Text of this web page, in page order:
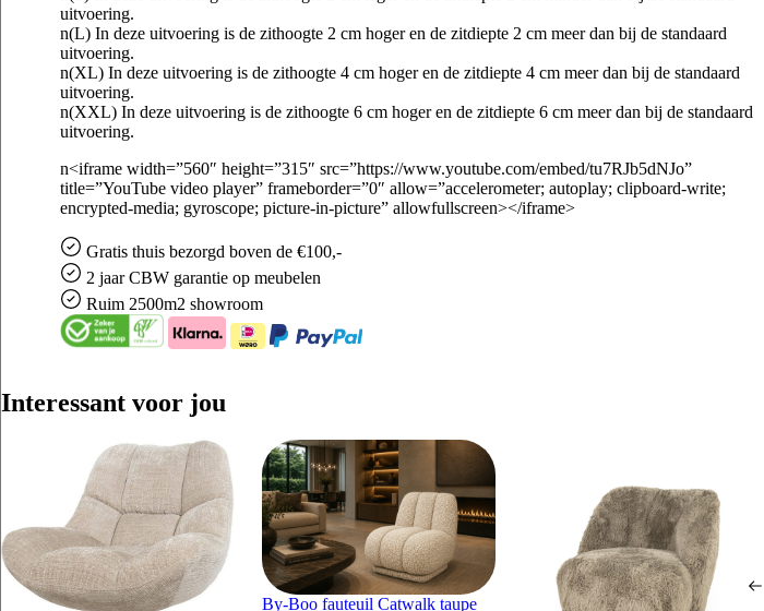
uitvoering.
n(L) In deze uitvoering is de zithoogte 2 cm hoger en de zitdiepte 2 cm meer dan bij de standaard
uitvoering.
n(XL) In deze uitvoering is de zithoogte 4 cm hoger en de zitdiepte 4 cm meer dan bij de standaard
uitvoering.
n(XXL) In deze uitvoering is de zithoogte 6 cm hoger en de zitdiepte 6 cm meer dan bij de standaard
uitvoering.
n<iframe width=”560″ height=”315″ src=”https://www.youtube.com/embed/tu7RJb5dNJo”
title=”YouTube video player” frameborder=”0″ allow=”accelerometer; autoplay; clipboard-write;
encrypted-media; gyroscope; picture-in-picture” allowfullscreen></iframe>
Gratisthuis bezorgd boven de €100,-
2 jaar CBW garantieop meubelen
Ruim 2500m2 showroom
Interessant voor jou
By-Boo fauteuil Catwalk taupe